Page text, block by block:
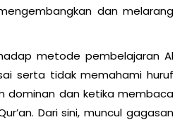
dan melarang
metode pembelajaran Al
serta tidak memahami huruf
dominan dan ketika membaca
Dari sini, muncul gagasan